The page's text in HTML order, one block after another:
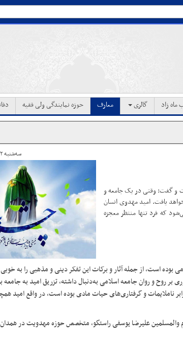
ماه زاد گالری معارف حوزه نمایندگی ولی فقیه
و گفت: وقتی در یک جامعه و
یافت. امید مهدوی انسان
که فرد تنها منتظر معجزه
سه‌شنبه ۲۲ مهر ۱۴۰۴ ساعت ۱۸:۱۱
بوده است، از جمله آثار و برکات این تفکر دینی و مذهبی را به
روح و روان جامعه اسلامی به‌دنبال داشته، تزریق امید به جامعه
ناملایمات و گرفتاری‌های حیات مادی بوده است، در واقع امید
والمسلمین علیرضا یوسفی راستگو، متخصص حوزه مهدویت در